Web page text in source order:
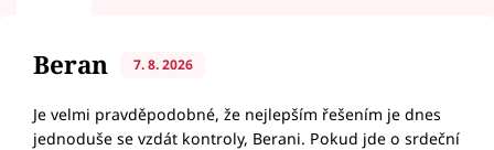
Beran 7. 8. 2026
Je velmi pravděpodobné, že nejlepším řešením je dnes
jednoduše se vzdát kontroly, Berani. Pokud jde o srdeční